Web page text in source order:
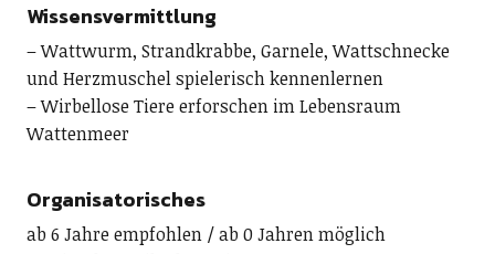
Wissensvermittlung
– Wattwurm, Strandkrabbe, Garnele, Wattschnecke
und Herzmuschel spielerisch kennenlernen
– Wirbellose Tiere erforschen im Lebensraum
Wattenmeer
Organisatorisches
ab 6 Jahre empfohlen / ab 0 Jahren möglich